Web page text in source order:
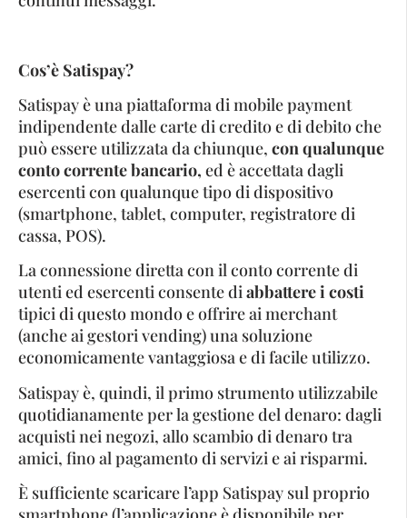
Cos’è Satispay?
Satispay è una piattaforma di mobile payment
indipendente dalle carte di credito e di debito che
può essere utilizzata da chiunque, con qualunque
conto corrente bancario, ed è accettata dagli
esercenti con qualunque tipo di dispositivo
(smartphone, tablet, computer, registratore di
cassa, POS).
La connessione diretta con il conto corrente di
utenti ed esercenti consente diabbattere i costi
tipici di questo mondo e offrire ai merchant
(anche ai gestori vending) una soluzione
economicamente vantaggiosa e di facile utilizzo.
Satispay è, quindi, il primo strumento utilizzabile
quotidianamente per la gestione del denaro: dagli
acquisti nei negozi, allo scambio di denaro tra
amici, fino al pagamento di servizi e ai risparmi.
È sufficiente scaricare l’app Satispay sul proprio